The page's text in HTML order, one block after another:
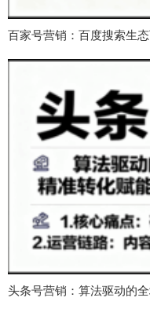
百家号营销：百度搜索生
头条号营销：算法驱动的